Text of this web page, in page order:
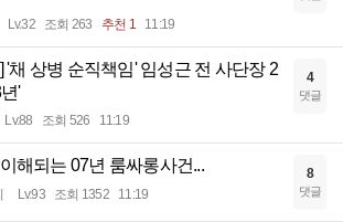
Lv.32 조회 263 추천 1 11:19
'채 상병 순직책임' 임성근 전 사단장 2
'
Lv.88 조회 526 11:19
4
댓글
해되는 07년 룸싸롱사건...
Lv.93 조회 1352 11:19
8
댓글